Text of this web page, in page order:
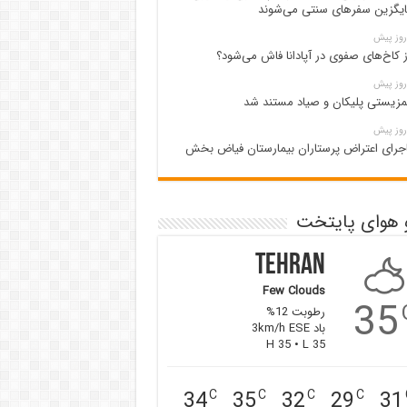
سفرهای سنتی می‌شوند
کاخ‌های صفوی در آپادانا فاش می‌شود؟
پلیکان و صیاد مستند شد
اعتراض پرستاران بیمارستان فیاض بخش
هوای پایتخت
35
Tehran
Few Clouds
رطوبت 12%
باد 3km/h ESE
H 35 • L 35
C
C
C
C